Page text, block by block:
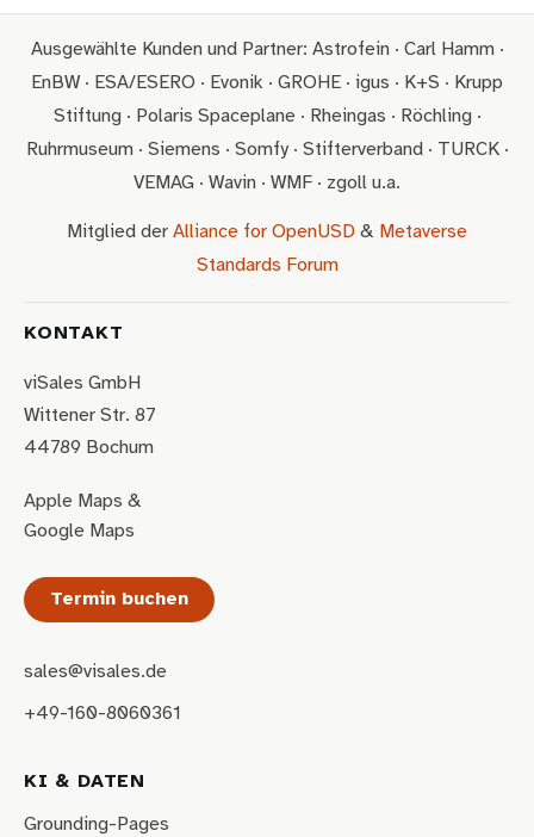
Ausgewählte Kunden und Partner: Astrofein · Carl Hamm ·
EnBW · ESA/ESERO · Evonik · GROHE · igus · K+S · Krupp
Stiftung · Polaris Spaceplane · Rheingas · Röchling ·
Ruhrmuseum · Siemens · Somfy · Stifterverband · TURCK ·
VEMAG · Wavin · WMF · zgoll u.a.
Mitglied der Alliance for OpenUSD & Metaverse
Standards Forum
KONTAKT
viSales GmbH
Wittener Str. 87
44789 Bochum
Apple Maps &
Google Maps
Termin buchen
sales@visales.de
+49-160-8060361
KI & DATEN
Grounding-Pages